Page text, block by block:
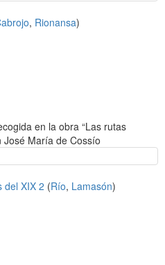
, Rionansa)
en la obra “Las rutas
José María de Cossío
del XIX 2 (Río, Lamasón)